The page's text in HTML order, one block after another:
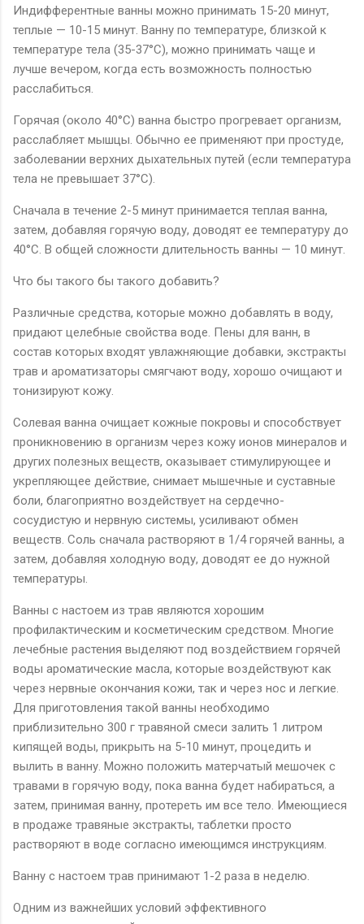
Индифферентные ванны можно принимать 15-20 минут,
теплые — 10-15 минут. Ванну по температуре, близкой к
температуре тела (35-37°С), можно принимать чаще и
лучше вечером, когда есть возможность полностью
расслабиться.
Горячая (около 40°С) ванна быстро прогревает организм,
расслабляет мышцы. Обычно ее применяют при простуде,
заболевании верхних дыхательных путей (если температура
тела не превышает 37°С).
Сначала в течение 2-5 минут принимается теплая ванна,
затем, добавляя горячую воду, доводят ее температуру до
40°С. В общей сложности длительность ванны — 10 минут.
Что бы такого бы такого добавить?
Различные средства, которые можно добавлять в воду,
придают целебные свойства воде. Пены для ванн, в
состав которых входят увлажняющие добавки, экстракты
трав и ароматизаторы смягчают воду, хорошо очищают и
тонизируют кожу.
Солевая ванна очищает кожные покровы и способствует
проникновению в организм через кожу ионов минералов и
других полезных веществ, оказывает стимулирующее и
укрепляющее действие, снимает мышечные и суставные
боли, благоприятно воздействует на сердечно-
сосудистую и нервную системы, усиливают обмен
веществ. Соль сначала растворяют в 1/4 горячей ванны, а
затем, добавляя холодную воду, доводят ее до нужной
температуры.
Ванны с настоем из трав являются хорошим
профилактическим и косметическим средством. Многие
лечебные растения выделяют под воздействием горячей
воды ароматические масла, которые воздействуют как
через нервные окончания кожи, так и через нос и легкие.
Для приготовления такой ванны необходимо
приблизительно 300 г травяной смеси залить 1 литром
кипящей воды, прикрыть на 5-10 минут, процедить и
вылить в ванну. Можно положить матерчатый мешочек с
травами в горячую воду, пока ванна будет набираться, а
затем, принимая ванну, протереть им все тело. Имеющиеся
в продаже травяные экстракты, таблетки просто
растворяют в воде согласно имеющимся инструкциям.
Ванну с настоем трав принимают 1-2 раза в неделю.
Одним из важнейших условий эффективного